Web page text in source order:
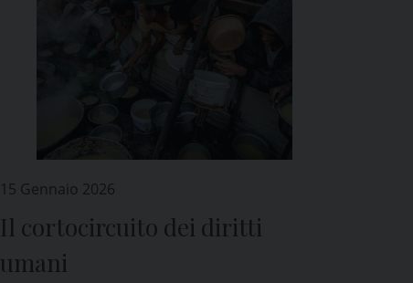
15 Gennaio 2026
Il cortocircuito dei diritti
umani